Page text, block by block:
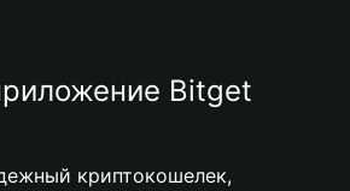
Bitget
криптокошелек,